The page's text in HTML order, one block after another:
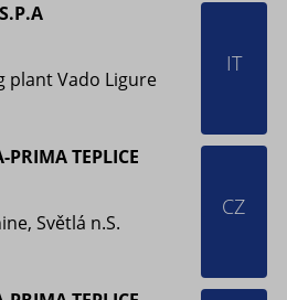
plant Vado Ligure
IT
PRIMA TEPLICE
Světlá n.S.
CZ